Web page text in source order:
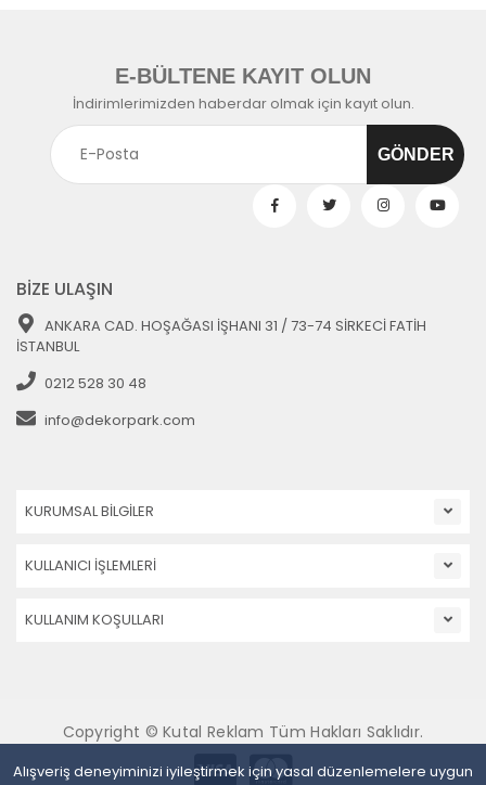
Alışveriş deneyiminizi iyileştirmek için yasal düzenlemelere uygun
E-BÜLTENE KAYIT OLUN
İndirimlerimizden haberdar olmak için kayıt olun.
BİZE ULAŞIN
ANKARA CAD. HOŞAĞASI İŞHANI 31 / 73-74 SİRKECİ FATİH
İSTANBUL
0212 528 30 48
info@dekorpark.com
KURUMSAL BİLGİLER
KULLANICI İŞLEMLERİ
KULLANIM KOŞULLARI
Copyright © Kutal Reklam Tüm Hakları Saklıdır.